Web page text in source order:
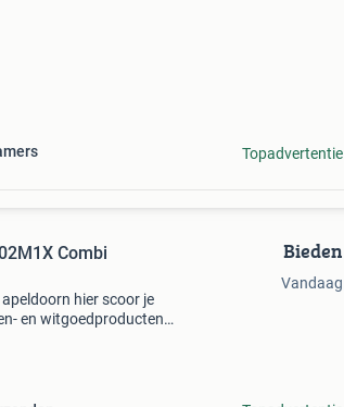
Topadvertentie
Combi
hier scoor je
en witgoedproducten
Bieden
Vandaag